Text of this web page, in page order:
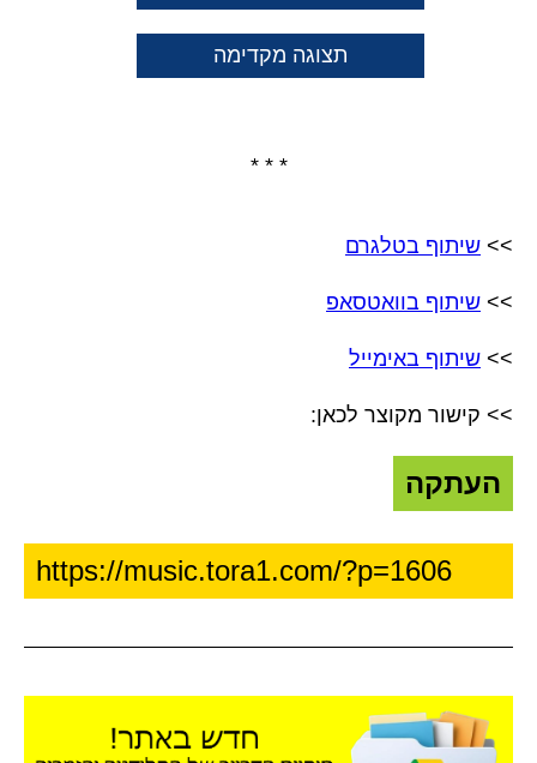
תצוגה מקדימה
* * *
>> שיתוף בטלגרם
>> שיתוף בוואטסאפ
>> שיתוף באימייל
>> קישור מקוצר לכאן:
העתקה